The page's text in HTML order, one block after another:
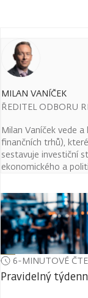
MILAN VANÍČEK
ŘEDITEL ODBORU
Milan Vaníček vede
finančních trhů),
sestavuje investiční
ekonomického a
6-MINUTOVÉ
Pravidelný